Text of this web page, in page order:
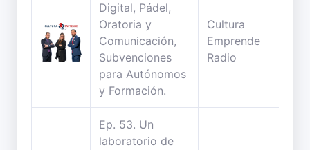
Digital, Pádel,
Oratoria y
Comunicación,
Subvenciones
para Autónomos
y Formación.
Cultura
Emprende
Radio
Ep. 53. Un
laboratorio de